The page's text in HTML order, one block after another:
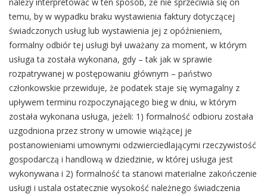
temu, by w wypadku braku wystawienia faktury dotyczącej
świadczonych usług lub wystawienia jej z opóźnieniem,
formalny odbiór tej usługi był uważany za moment, w którym
usługa ta została wykonana, gdy – tak jak w sprawie
rozpatrywanej w postępowaniu głównym – państwo
członkowskie przewiduje, że podatek staje się wymagalny z
upływem terminu rozpoczynającego bieg w dniu, w którym
została wykonana usługa, jeżeli: 1) formalność odbioru została
uzgodniona przez strony w umowie wiążącej je
postanowieniami umownymi odzwierciedlającymi rzeczywistość
gospodarczą i handlową w dziedzinie, w której usługa jest
wykonywana i 2) formalność ta stanowi materialne zakończenie
usługi i ustala ostatecznie wysokość należnego świadczenia